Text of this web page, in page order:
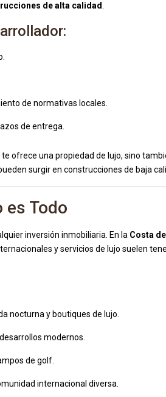
de alta calidad
de normativas locales.
de entrega.
ofrece una propiedad de lujo, sino
surgir en construcciones de baja
es Todo
inversión inmobiliaria. En la Costa
y servicios de lujo suelen
nocturna y boutiques de lujo.
modernos.
de golf.
internacional diversa.